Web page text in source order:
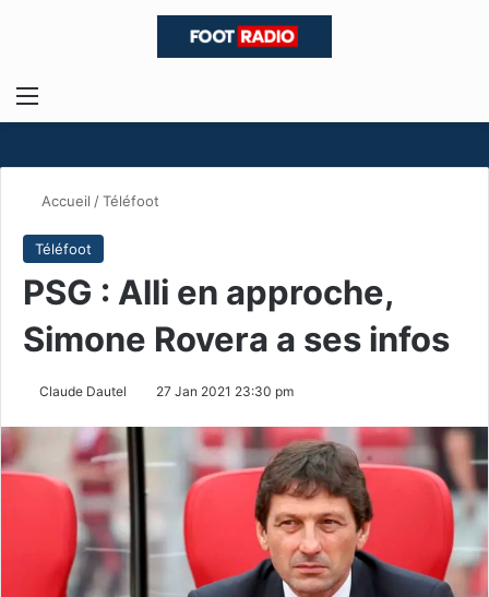
Menu
Accueil /Téléfoot
Téléfoot
PSG : Alli en approche,
Simone Rovera a ses infos
Claude Dautel 27 Jan 2021 23:30 pm